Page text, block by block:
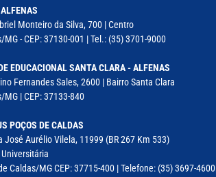
Monteiro da Silva, 700 | Centro
MG - CEP: 37130-001 | Tel.: (35) 3701-9000
EDUCACIONAL SANTA CLARA - ALFENAS
Fernandes Sales, 2600 | Bairro Santa Clara
MG | CEP: 37133-840
POÇOS DE CALDAS
José Aurélio Vilela, 11999 (BR 267 Km 533)
Caldas/MG CEP: 37715-400 | Telefone: (35) 3697-4600